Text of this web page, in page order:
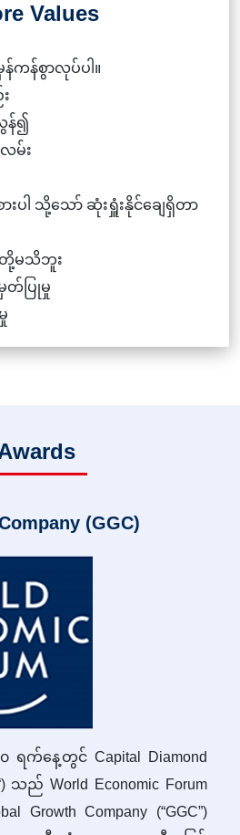
Values
န်ကန်စွာလုပ်ပါ။
န်၍
လမ်း
ပါ သို့သော် ဆုံးရှူံးနိုင်ချေရှိတာ
တို့မသိဘူး
တ်ပြုမှု
(GGC)
ရက်နေ့တွင် Capital Diamond
သည် World Economic Forum
Growth Company (“GGC”)